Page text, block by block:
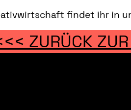
findet ihr in
ZURÜCK